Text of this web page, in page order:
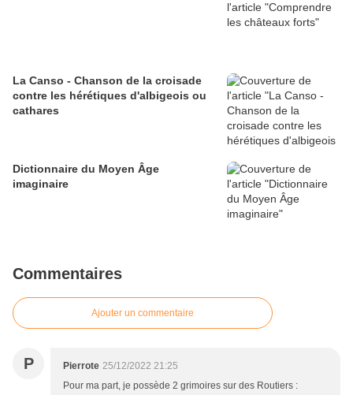
La Canso - Chanson de la croisade
contre les hérétiques d'albigeois ou
cathares
Dictionnaire du Moyen Âge
imaginaire
Commentaires
Ajouter un commentaire
P Pierrote 25/12/2022 21:25
Pour ma part, je possède 2 grimoires sur des Routiers :